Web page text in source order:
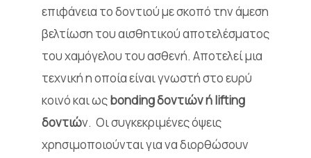
επιφάνεια το δοντιού με σκοπό την άμεση
βελτίωση του αισθητικού αποτελέσματος
του χαμόγελου του ασθενή. Αποτελεί μια
τεχνική η οποία είναι γνωστή στο ευρύ
κοινό και ωςbonding δοντιών ή lifting
δοντιών. Οι συγκεκριμένες όψεις
χρησιμοποιούνται για να διορθώσουν